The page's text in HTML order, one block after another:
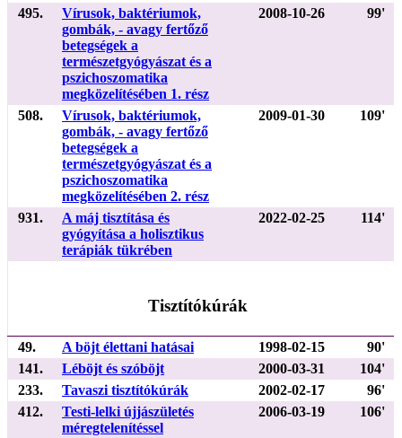
495.
Vírusok, baktériumok,
gombák, - avagy fertőző
betegségek a
természetgyógyászat és a
pszichoszomatika
megközelítésében 1. rész
2008-10-26 99'
508.
Vírusok, baktériumok,
gombák, - avagy fertőző
betegségek a
természetgyógyászat és a
pszichoszomatika
megközelítésében 2. rész
2009-01-30 109'
931.
A máj tisztítása és
gyógyítása a holisztikus
terápiák tükrében
2022-02-25 114'
Tisztítókúrák
49. A böjt élettani hatásai 1998-02-15
90'
141.
Léböjt és szóböjt 2000-03-31
104'
233.
Tavaszi tisztítókúrák 2002-02-17
96'
412.
Testi-lelki újjászületés
méregtelenítéssel
2006-03-19 106'